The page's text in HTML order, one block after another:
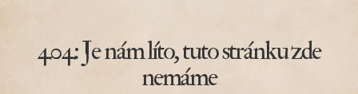
404: Je nám líto, tuto stránku zde
nemáme